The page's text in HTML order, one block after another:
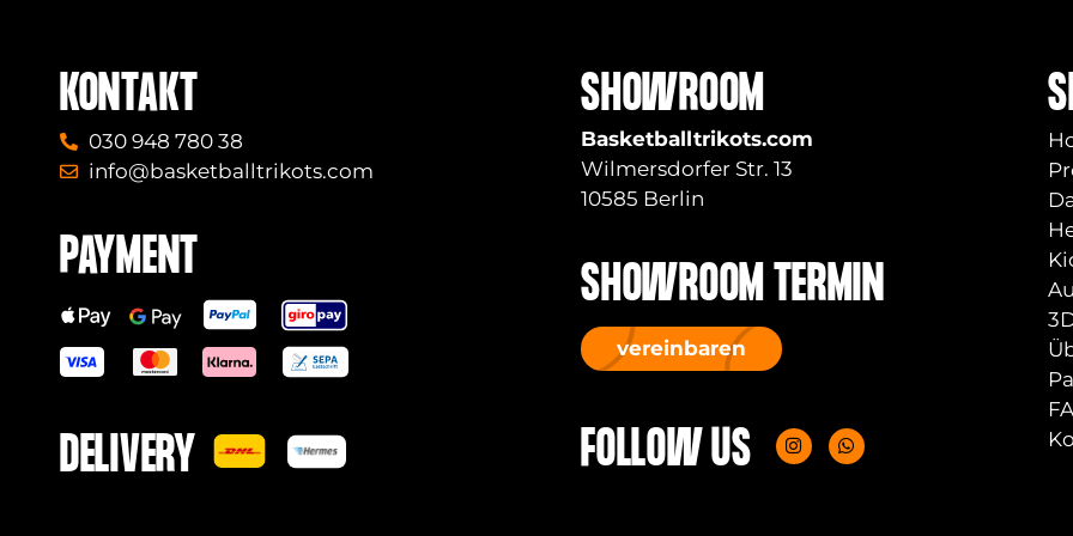
KONTAKT
030 948 780 38
info@basketballtrikots.com
PAYMENT
DELIVERY
SHOWROOM
Basketballtrikots.com
Wilmersdorfer Str. 13
10585 Berlin
SHOWROOM TERMIN
vereinbaren
FOLLOW US